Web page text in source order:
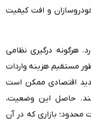
و افت کیفیت
هرگونه درگیری نظامی
مستقیم هزینه واردات
شدید اقتصادی ممکن است
کند. حاصل این وضعیت،
محدود؛ بازاری که در آن